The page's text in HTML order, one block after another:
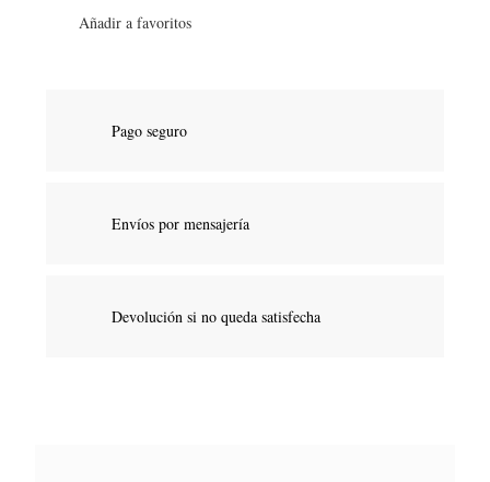
Añadir a favoritos
Pago seguro
Envíos por mensajería
Devolución si no queda satisfecha